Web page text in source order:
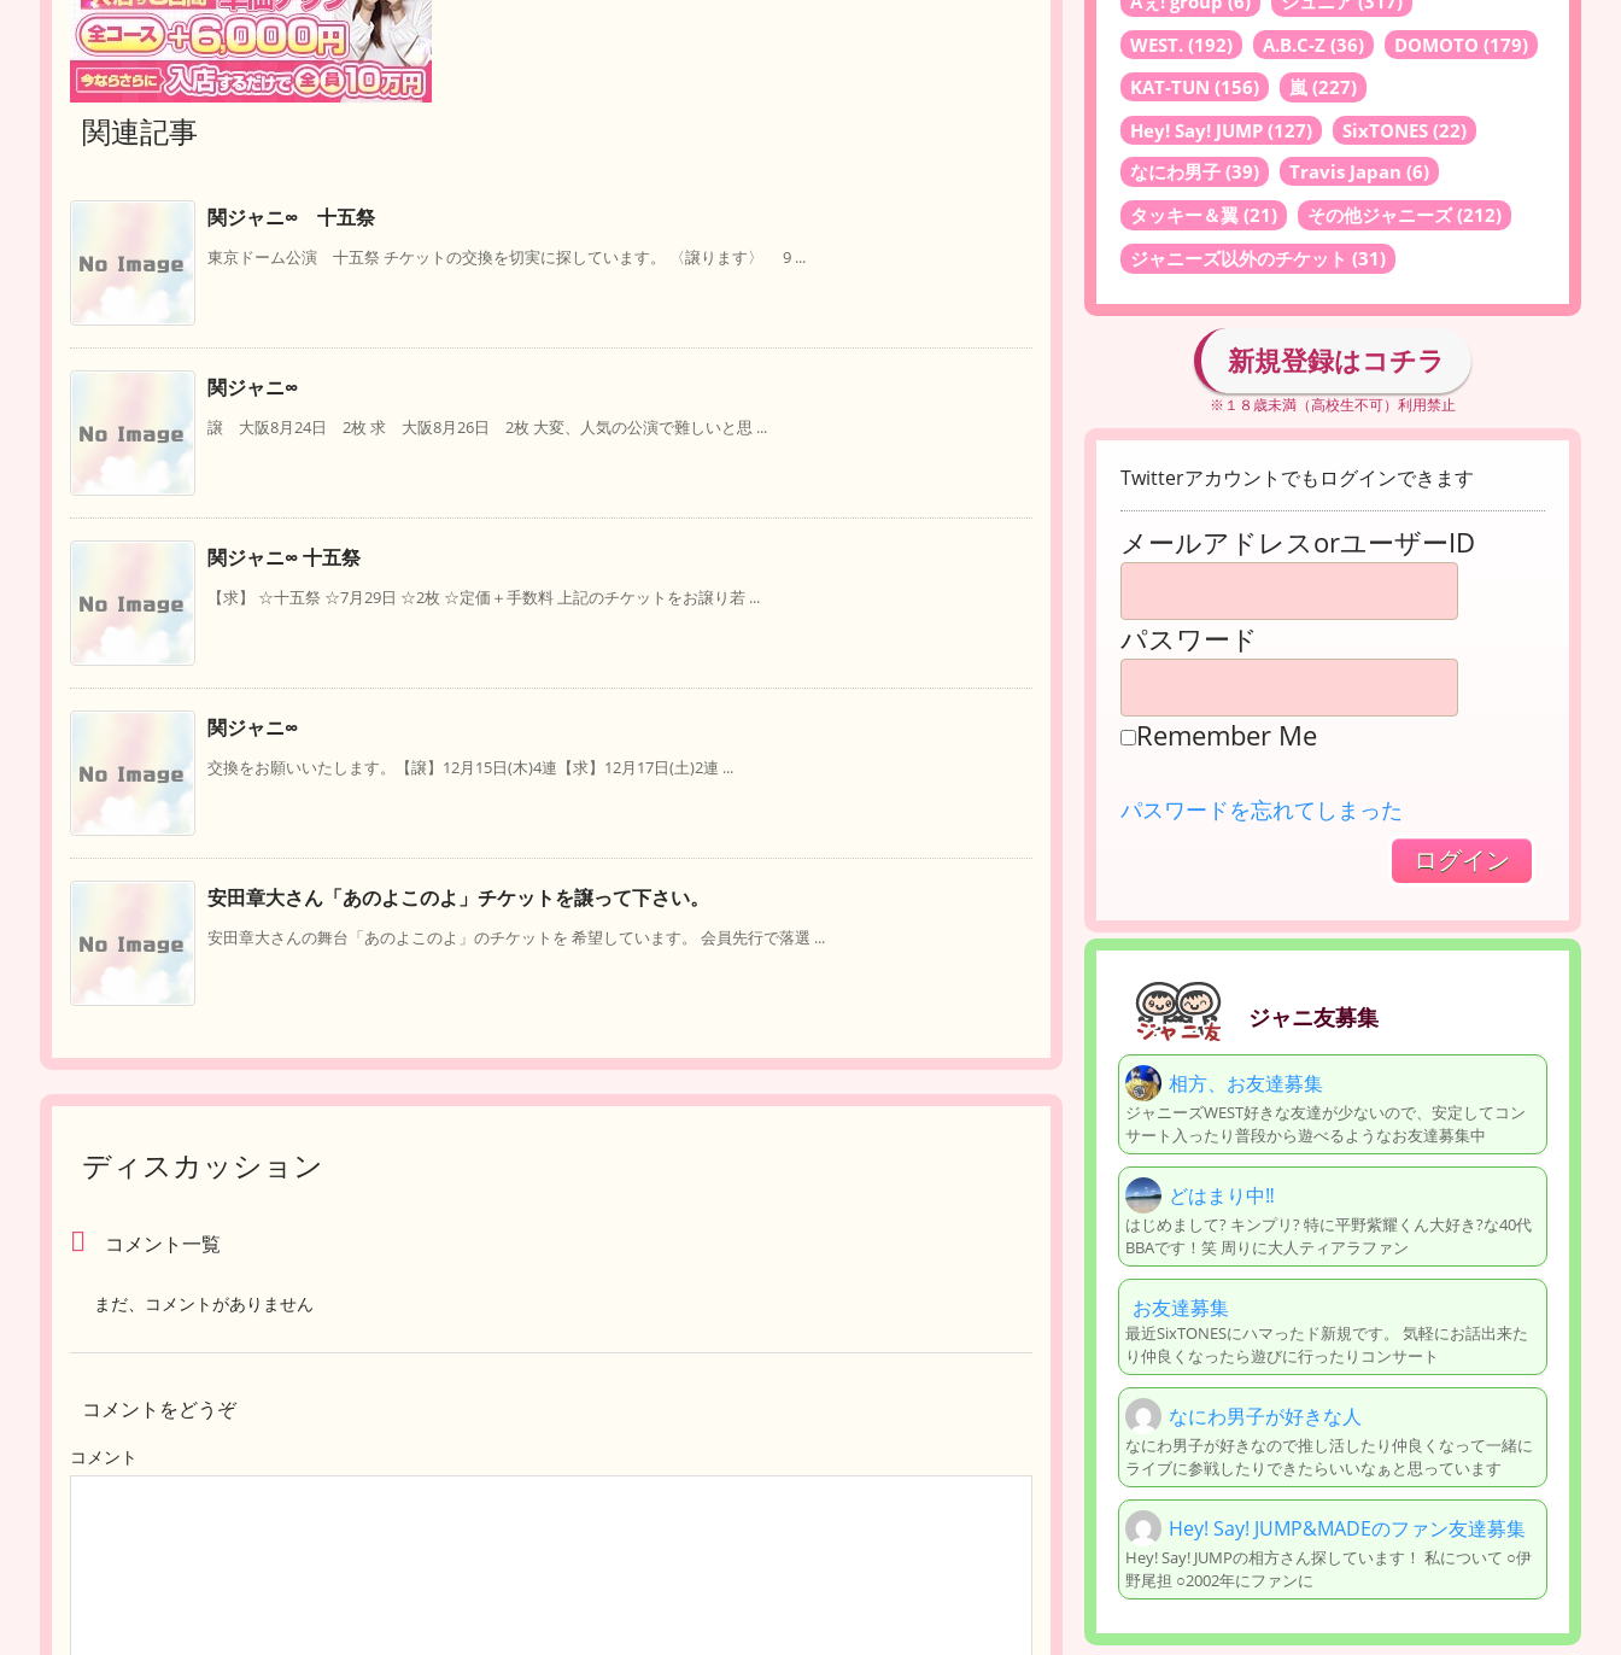
関連記事
関ジャニ∞ 十五祭
東京ドーム公演 十五祭 チケットの交換を切実に探しています。 〈譲ります〉 9 ...
関ジャニ∞
譲 大阪8月24日 2枚 求 大阪8月26日 2枚 大変、人気の公演で難しいと思 ...
関ジャニ∞ 十五祭
【求】 ☆十五祭 ☆7月29日 ☆2枚 ☆定価＋手数料 上記のチケットをお譲り若 ...
関ジャニ∞
交換をお願いいたします。【譲】12月15日(木)4連【求】12月17日(土)2連 ...
安田章大さん「あのよこのよ」チケットを譲って下さい。
安田章大さんの舞台「あのよこのよ」のチケットを 希望しています。 会員先行で落選 ...
ディスカッション
コメント一覧
まだ、コメントがありません
コメントをどうぞ
コメント
WEST. (192) A.B.C-Z (36) DOMOTO (179)
KAT-TUN (156) 嵐 (227)
Hey! Say! JUMP (127) SixTONES (22)
なにわ男子 (39) Travis Japan (6)
タッキー＆翼 (21) その他ジャニーズ(212)
ジャニーズ以外のチケット (31)
新規登録はコチラ
※１８歳未満（高校生不可）利用禁止
Twitterアカウントでもログインできます
メールアドレスorユーザーID
パスワード
Remember Me
パスワードを忘れてしまった
ジャニ友募集
相方、お友達募集
ジャニーズWEST好きな友達が少ないので、安定してコン
サート入ったり普段から遊べるようなお友達募集中
どはまり中‼︎
はじめまして? キンプリ? 特に平野紫耀くん大好き?な40代
BBAです！笑 周りに大人ティアラファン
お友達募集
最近SixTONESにハマったド新規です。 気軽にお話出来た
り仲良くなったら遊びに行ったりコンサート
なにわ男子が好きな人
なにわ男子が好きなので推し活したり仲良くなって一緒に
ライブに参戦したりできたらいいなぁと思っています
Hey! Say! JUMP&MADEのファン友達募集
Hey! Say! JUMPの相方さん探しています！ 私について ○伊
野尾担 ○2002年にファンに